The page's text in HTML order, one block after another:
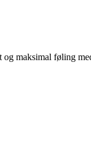
maksimal føling